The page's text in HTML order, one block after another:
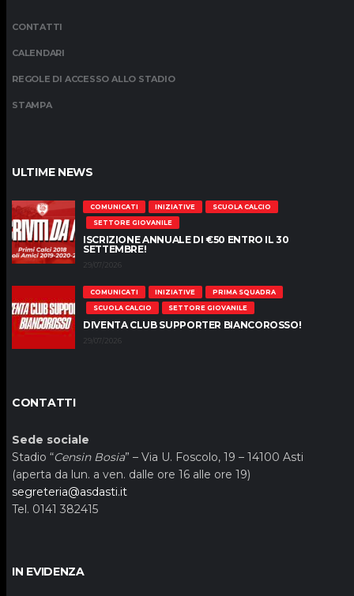
CONTATTI
CALENDARI
REGOLE DI ACCESSO ALLO STADIO
STAMPA
ULTIME NEWS
COMUNICATI INIZIATIVE
SCUOLA CALCIO
SETTORE GIOVANILE
ISCRIZIONE ANNUALE DI €50 ENTRO IL 30
SETTEMBRE!
29/07/2026
COMUNICATI INIZIATIVE
PRIMA SQUADRA
SCUOLA CALCIO
SETTORE GIOVANILE
DIVENTA CLUB SUPPORTER BIANCOROSSO!
29/07/2026
CONTATTI
Sede sociale
Stadio “Censin Bosia” – Via U. Foscolo, 19 – 14100 Asti
(aperta da lun. a ven. dalle ore 16 alle ore 19)
segreteria@asdasti.it
Tel. 0141 382415
IN EVIDENZA